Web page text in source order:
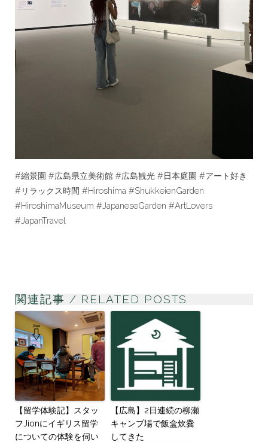
#縮景園 #広島県立美術館 #広島観光 #日本庭園 #アート好き
#リラックス時間 #Hiroshima #ShukkeienGarden
#HiroshimaMuseum #JapaneseGarden #ArtLovers
#JapanTravel
関連記事 / RELATED POSTS
【留学体験記】スタッ
フJionにイギリス留学
についての体験を伺い
【広島】2日連続の柳瀬
キャンプ場で飯盒炊爨
してきた